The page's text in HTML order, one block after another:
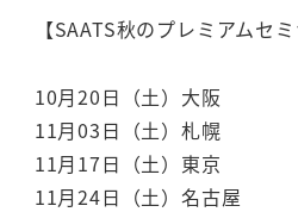
【SAATS秋のプレミアムセミ
10月20日（土）大阪
11月03日（土）札幌
11月17日（土）東京
11月24日（土）名古屋